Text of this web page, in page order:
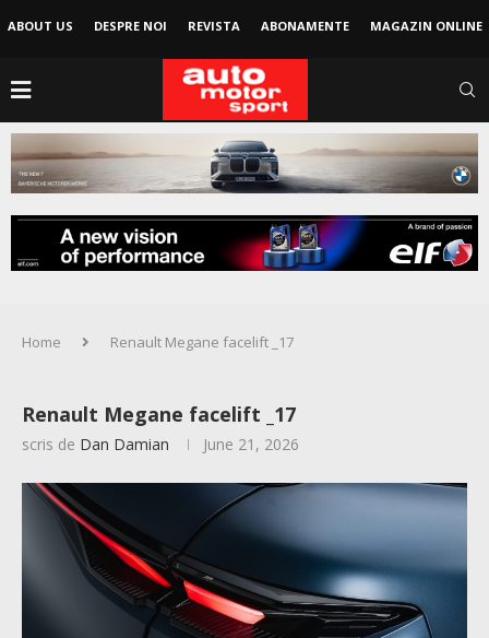
ABOUT US DESPRE NOI REVISTA ABONAMENTE MAGAZIN ONLINE
Home Renault Megane facelift _17
Renault Megane facelift _17
scris de Dan Damian June 21, 2026